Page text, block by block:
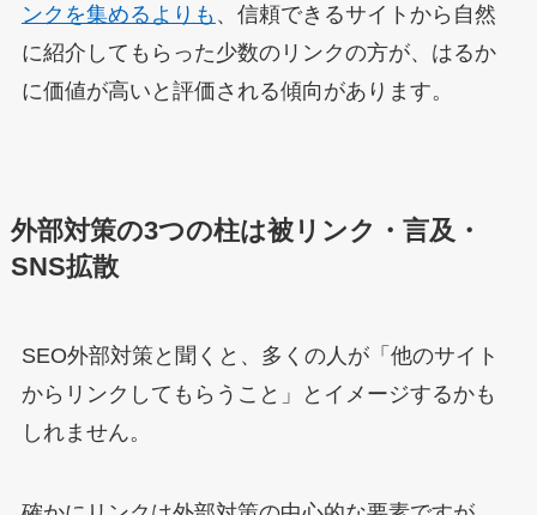
ンクを集めるよりも 、信頼できるサイトから自然
に紹介してもらった少数のリンクの方が、はるか
に価値が高いと評価される傾向があります。
外部対策の3つの柱は被リンク・言及・
SNS拡散
SEO外部対策と聞くと、多くの人が「他のサイト
からリンクしてもらうこと」とイメージするかも
しれません。